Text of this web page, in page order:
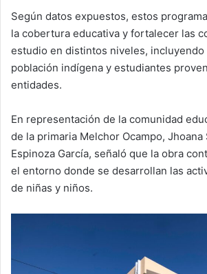
Según datos expuestos, estos
la cobertura educativa y fortalecer las
estudio en distintos niveles, incluyendo
población indígena y estudiantes
entidades.
En representación de la comunidad
de la primaria Melchor Ocampo, Jhoana
Espinoza García, señaló que la obra
el entorno donde se desarrollan las
de niñas y niños.